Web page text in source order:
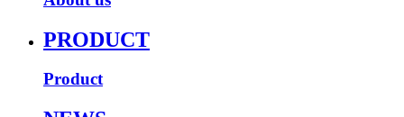
PRODUCT
Product